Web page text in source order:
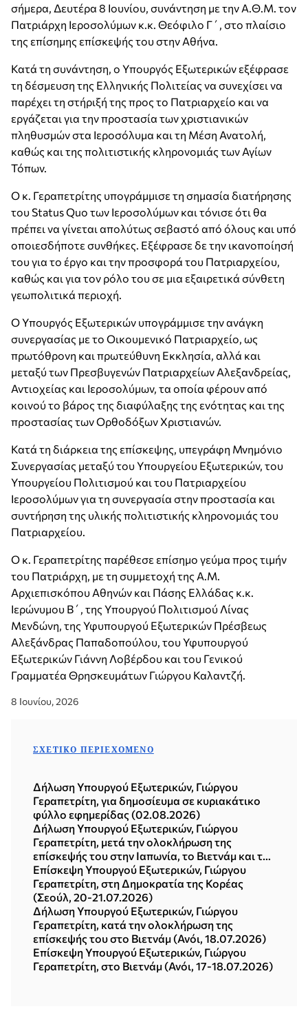
σήμερα, Δευτέρα 8 Ιουνίου, συνάντηση με την Α.Θ.Μ. τον
Πατριάρχη Ιεροσολύμων κ.κ. Θεόφιλο Γ΄, στο πλαίσιο
της επίσημης επίσκεψής του στην Αθήνα.
Κατά τη συνάντηση, ο Υπουργός Εξωτερικών εξέφρασε
τη δέσμευση της Ελληνικής Πολιτείας να συνεχίσει να
παρέχει τη στήριξή της προς το Πατριαρχείο και να
εργάζεται για την προστασία των χριστιανικών
πληθυσμών στα Ιεροσόλυμα και τη Μέση Ανατολή,
καθώς και της πολιτιστικής κληρονομιάς των Αγίων
Τόπων.
Ο κ. Γεραπετρίτης υπογράμμισε τη σημασία διατήρησης
του Status Quo των Ιεροσολύμων και τόνισε ότι θα
πρέπει να γίνεται απολύτως σεβαστό από όλους και υπό
οποιεσδήποτε συνθήκες. Εξέφρασε δε την ικανοποίησή
του για το έργο και την προσφορά του Πατριαρχείου,
καθώς και για τον ρόλο του σε μια εξαιρετικά σύνθετη
γεωπολιτικά περιοχή.
Ο Υπουργός Εξωτερικών υπογράμμισε την ανάγκη
συνεργασίας με το Οικουμενικό Πατριαρχείο, ως
πρωτόθρονη και πρωτεύθυνη Εκκλησία, αλλά και
μεταξύ των Πρεσβυγενών Πατριαρχείων Αλεξανδρείας,
Αντιοχείας και Ιεροσολύμων, τα οποία φέρουν από
κοινού το βάρος της διαφύλαξης της ενότητας και της
προστασίας των Ορθοδόξων Χριστιανών.
Κατά τη διάρκεια της επίσκεψης, υπεγράφη Μνημόνιο
Συνεργασίας μεταξύ του Υπουργείου Εξωτερικών, του
Υπουργείου Πολιτισμού και του Πατριαρχείου
Ιεροσολύμων για τη συνεργασία στην προστασία και
συντήρηση της υλικής πολιτιστικής κληρονομιάς του
Πατριαρχείου.
Ο κ. Γεραπετρίτης παρέθεσε επίσημο γεύμα προς τιμήν
του Πατριάρχη, με τη συμμετοχή της Α.Μ.
Αρχιεπισκόπου Αθηνών και Πάσης Ελλάδας κ.κ.
Ιερώνυμου Β΄, της Υπουργού Πολιτισμού Λίνας
Μενδώνη, της Υφυπουργού Εξωτερικών Πρέσβεως
Αλεξάνδρας Παπαδοπούλου, του Υφυπουργού
Εξωτερικών Γιάννη Λοβέρδου και του Γενικού
Γραμματέα Θρησκευμάτων Γιώργου Καλαντζή.
8 Ιουνίου, 2026
ΣΧΕΤΙΚΌ ΠΕΡΙΕΧΌΜΕΝΟ
Δήλωση Υπουργού Εξωτερικών, Γιώργου
Γεραπετρίτη, για δημοσίευμα σε κυριακάτικο
φύλλο εφημερίδας (02.08.2026)
Δήλωση Υπουργού Εξωτερικών, Γιώργου
Γεραπετρίτη, μετά την ολοκλήρωση της
επίσκεψής του στην Ιαπωνία, το Βιετνάμ και τη
Δημοκρατία της Κορέας (Σεούλ, 21.07.2026)
Επίσκεψη Υπουργού Εξωτερικών, Γιώργου
Γεραπετρίτη, στη Δημοκρατία της Κορέας
(Σεούλ, 20-21.07.2026)
Δήλωση Υπουργού Εξωτερικών, Γιώργου
Γεραπετρίτη, κατά την ολοκλήρωση της
επίσκεψής του στο Βιετνάμ (Ανόι, 18.07.2026)
Επίσκεψη Υπουργού Εξωτερικών, Γιώργου
Γεραπετρίτη, στο Βιετνάμ (Ανόι, 17-18.07.2026)